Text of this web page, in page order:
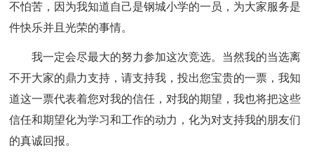
不怕苦，因为我知道自己是钢城小学的一员，为大家服务是
件快乐并且光荣的事情。
我一定会尽最大的努力参加这次竞选。当然我的当选离
不开大家的鼎力支持，请支持我，投出您宝贵的一票，我知
道这一票代表着您对我的信任，对我的期望，我也将把这些
信任和期望化为学习和工作的动力，化为对支持我的朋友们
的真诚回报。